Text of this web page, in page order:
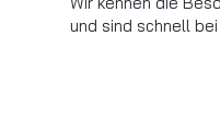
und sind schnell